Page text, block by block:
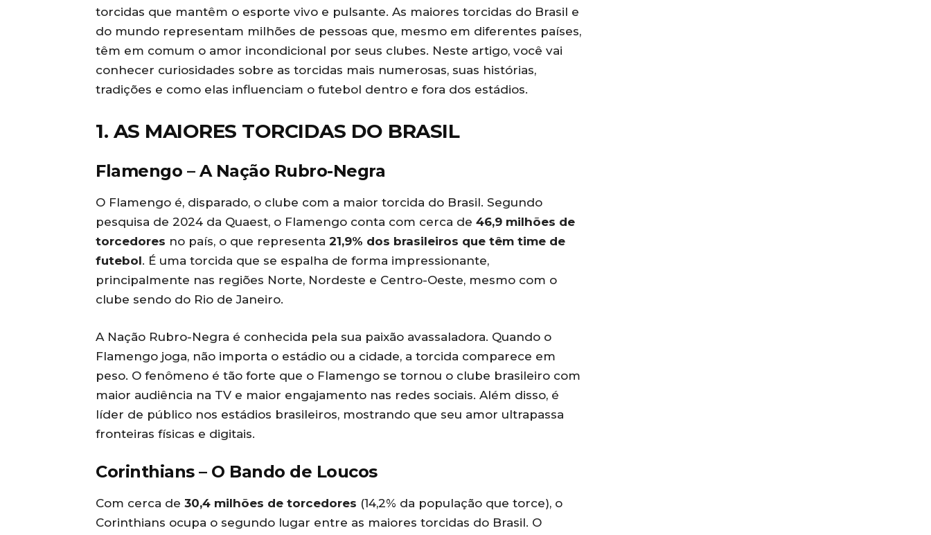
torcidas que mantêm o esporte vivo e pulsante. As maiores torcidas do Brasil e
do mundo representam milhões de pessoas que, mesmo em diferentes países,
têm em comum o amor incondicional por seus clubes. Neste artigo, você vai
conhecer curiosidades sobre as torcidas mais numerosas, suas histórias,
tradições e como elas influenciam o futebol dentro e fora dos estádios.
1. AS MAIORES TORCIDAS DO BRASIL
Flamengo – A Nação Rubro-Negra
O Flamengo é, disparado, o clube com a maior torcida do Brasil. Segundo
pesquisa de 2024 da Quaest, o Flamengo conta com cerca de 46,9 milhões de
torcedores no país, o que representa 21,9% dos brasileiros que têm time de
futebol. É uma torcida que se espalha de forma impressionante,
principalmente nas regiões Norte, Nordeste e Centro-Oeste, mesmo com o
clube sendo do Rio de Janeiro.
A Nação Rubro-Negra é conhecida pela sua paixão avassaladora. Quando o
Flamengo joga, não importa o estádio ou a cidade, a torcida comparece em
peso. O fenômeno é tão forte que o Flamengo se tornou o clube brasileiro com
maior audiência na TV e maior engajamento nas redes sociais. Além disso, é
líder de público nos estádios brasileiros, mostrando que seu amor ultrapassa
fronteiras físicas e digitais.
Corinthians – O Bando de Loucos
Com cerca de 30,4 milhões de torcedores (14,2% da população que torce), o
Corinthians ocupa o segundo lugar entre as maiores torcidas do Brasil. O